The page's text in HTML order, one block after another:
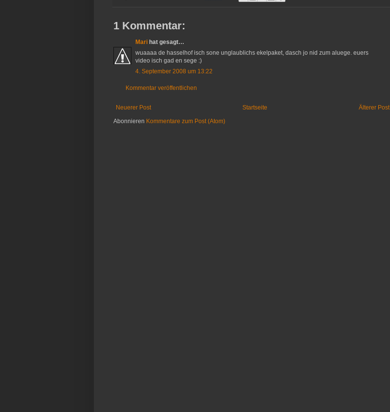
1 Kommentar:
Mari hat gesagt…
wuaaaa de hasselhof isch sone unglaublichs ekelpaket, dasch jo nid zum aluege. euers
video isch gad en sege :)
4. September 2008 um 13:22
Kommentar veröffentlichen
Neuerer Post Älterer Post
Startseite
Abonnieren Kommentare zum Post (Atom)